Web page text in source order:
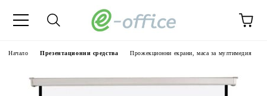
Начало Презентационни средства Прожекционни екрани, маса за мултимедия